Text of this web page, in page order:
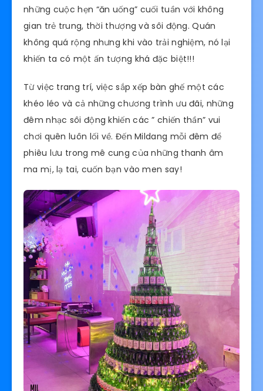
những cuộc hẹn “ăn uống” cuối tuần với không
gian trẻ trung, thời thượng và sôi động. Quán
không quá rộng nhưng khi vào trải nghiệm, nó lại
khiến ta có một ấn tượng khá đặc biệt!!!
Từ việc trang trí, việc sắp xếp bàn ghế một các
khéo léo và cả những chương trình ưu đãi, những
đêm nhạc sôi động khiến các ” chiến thần” vui
chơi quên luôn lối về. Đến Mildang mỗi đêm để
phiêu lưu trong mê cung của những thanh âm
ma mị, lạ tai, cuốn bạn vào men say!